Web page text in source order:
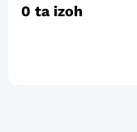
0 ta izoh